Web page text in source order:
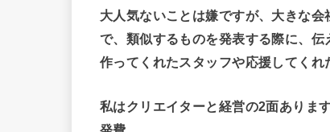
大人気ないことは嫌ですが、大きな
で、類似するものを発表する際に、伝
作ってくれたスタッフや応援してくれ
私はクリエイターと経営の2面ありま